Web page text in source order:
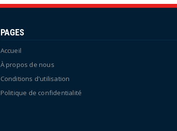
PAGES
Accueil
À propos de nous
Conditions d'utilisation
Politique de confidentialité